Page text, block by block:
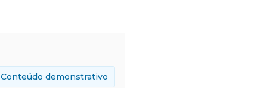
Conteúdo demonstrativo